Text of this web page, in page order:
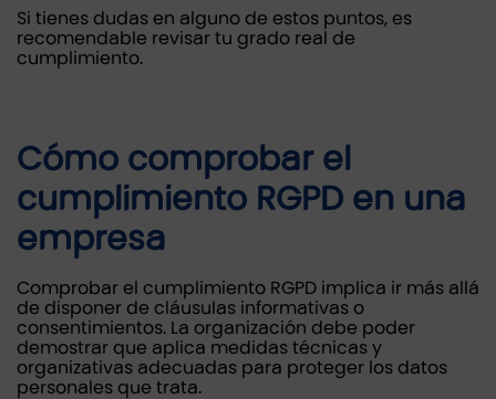
Si tienes dudas en alguno de estos puntos, es
recomendable revisar tu grado real de
cumplimiento.
Cómo comprobar el
cumplimiento RGPD en una
empresa
Comprobar el cumplimiento RGPD implica ir más allá
de disponer de cláusulas informativas o
consentimientos. La organización debe poder
demostrar que aplica medidas técnicas y
organizativas adecuadas para proteger los datos
personales que trata.